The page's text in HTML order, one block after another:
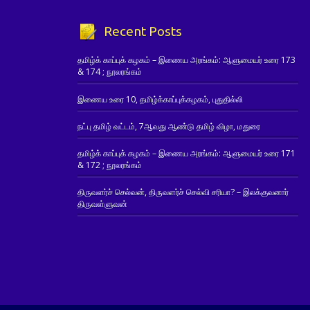
Recent Posts
தமிழ்க் காப்புக் கழகம் – இணைய அரங்கம்: ஆளுமையர் உரை 173
& 174 ; நூலரங்கம்
இணைய உரை 10, தமிழ்க்காப்புக்கழகம், புதுதில்லி
நட்பு தமிழ் வட்டம், 7ஆவது ஆண்டு தமிழ் விழா, மதுரை
தமிழ்க் காப்புக் கழகம் – இணைய அரங்கம்: ஆளுமையர் உரை 171
& 172 ; நூலரங்கம்
திருவளர்ச் செல்வன், திருவளர்ச் செல்வி சரியா? – இலக்குவனார்
திருவள்ளுவன்